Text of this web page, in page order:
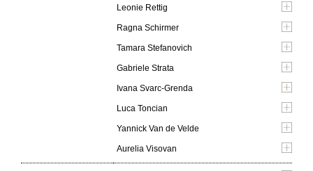
Leonie Rettig
Ragna Schirmer
Tamara Stefanovich
Gabriele Strata
Ivana Svarc-Grenda
Luca Toncian
Yannick Van de Velde
Aurelia Visovan